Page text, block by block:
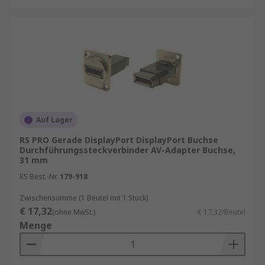
Stereo-Buchse auf Stereo-Stecker
DVID-Stecker auf DVID-Buchse
Cinch-Buchse auf Mono-Stecker
Cinch-Stecker auf BNC-Buchse
Cinch-Buchse auf Cinch-Buchse
verschiedene Gehäuseausrichtung
Gerade
Auf Lager
RS PRO Gerade DisplayPort DisplayPort Buchse
Durchführungssteckverbinder AV-Adapter Buchse,
31 mm
RS Best.-Nr. 179-918
Zwischensumme (1 Beutel mit 1 Stück)
€ 17,32(ohne MwSt.) € 17,32/Beutel
Menge